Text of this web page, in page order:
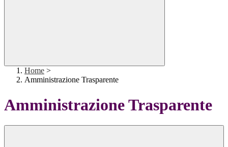
Home >
Amministrazione Trasparente
Amministrazione Trasparente